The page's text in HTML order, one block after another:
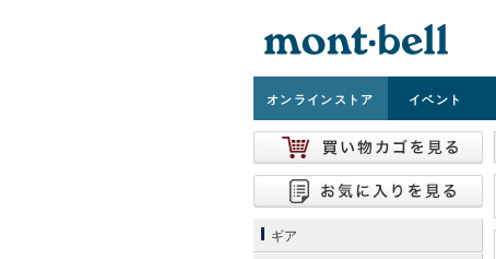
オンラインストア イベント
ギア